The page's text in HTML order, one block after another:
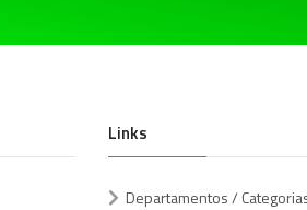
Links
Departamentos /